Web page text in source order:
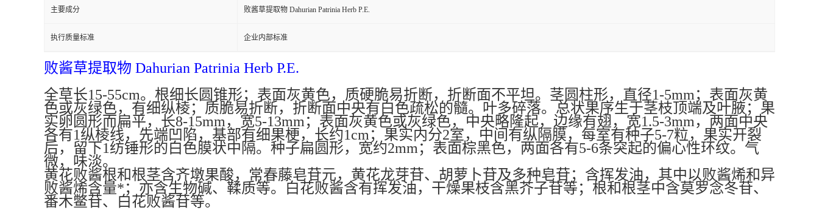
主要成分 败酱草提取物 Dahurian Patrinia Herb P.E.
执行质量标准 企业内部标准
败酱草提取物 Dahurian Patrinia Herb P.E.
全草长15-55cm。根细长圆锥形；表面灰黄色，质硬脆易折断，折断面不平坦。茎圆柱形，直径1-5mm；表面灰黄
色或灰绿色，有细纵棱；质脆易折断，折断面中央有白色疏松的髓。叶多碎落。总状果序生于茎枝顶端及叶腋；果
实卵圆形而扁平，长8-15mm，宽5-13mm；表面灰黄色或灰绿色，中央略隆起，边缘有翅，宽1.5-3mm，两面中央
各有1纵棱线，先端凹陷，基部有细果梗，长约1cm；果实内分2室，中间有纵隔膜，每室有种子5-7粒，果实开裂
后，留下1纺锤形的白色膜状中隔。种子扁圆形，宽约2mm；表面棕黑色，两面各有5-6条突起的偏心性环纹。气
微，味淡。
黄花败酱根和根茎含齐墩果酸，常春藤皂苷元，黄花龙芽苷、胡萝卜苷及多种皂苷；含挥发油，其中以败酱烯和异
败酱烯含量*；亦含生物碱、鞣质等。白花败酱含有挥发油，干燥果枝含黑芥子苷等；根和根茎中含莫罗念冬苷、
番木鳖苷、白花败酱苷等。